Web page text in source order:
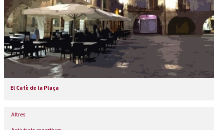
El Cafè de la Plaça
Altres